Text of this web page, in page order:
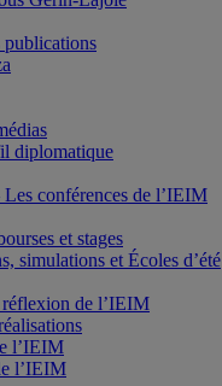
publications
diplomatique
conférences de l’IEIM
et stages
simulations et Écoles d’été
réflexion de l’IEIM
l’IEIM
l’IEIM